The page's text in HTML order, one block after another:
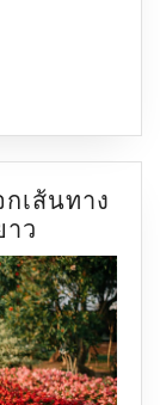
กเส้นทาง
ว
MUST
DO
IN
THAILAND
แจก